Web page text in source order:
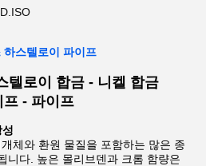
스텔로이 파이프
텔로이 합금 - 니켈 합금
- 파이프
체와 환원 물질을 포함하는 많은 종
니다. 높은 몰리브덴과 크롬 함량은